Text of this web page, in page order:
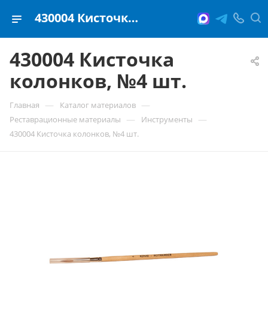
430004 Кисточка колонков, №4 шт.
430004 Кисточка
колонков, №4 шт.
Главная — Каталог материалов —
Реставрационные материалы — Инструменты —
430004 Кисточка колонков, №4 шт.